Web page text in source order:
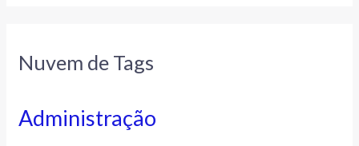
Nuvem de Tags
Administração